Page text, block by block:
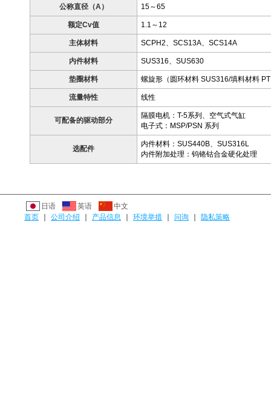
公称直径（A） 15～65
额定Cv值 1.1～12
主体材料 SCPH2、SCS13A、SCS14A
内件材料 SUS316、SUS630
垫圈材料 螺旋形（圆环材料 SUS316/填料材料
流量特性 线性
可配备的驱动部分
隔膜电机：T-5系列、空气式气缸
电子式：MSP/PSN 系列
选配件
内件材料：SUS440B、SUS316L
内件附加处理：钨铬钴合金硬化处理
日语 英语
中文
首页
｜ 公司介绍 ｜ 产品信息 ｜ 环境举措 ｜ 问询 ｜ 隐私策略